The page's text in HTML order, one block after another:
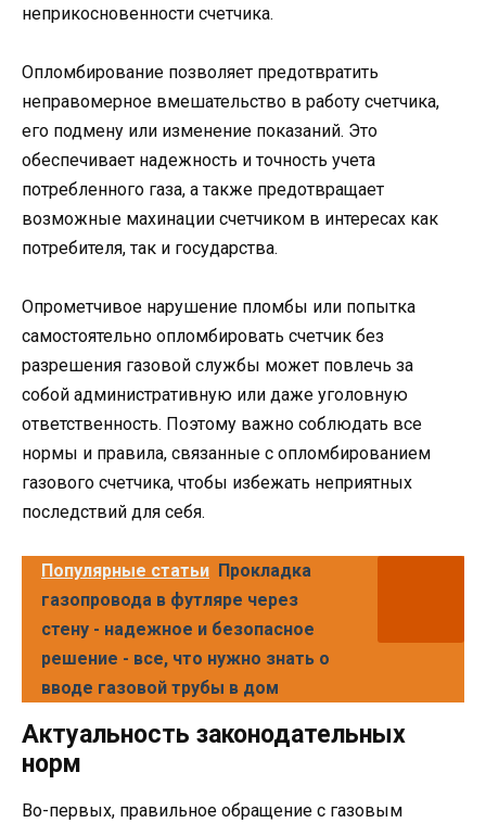
неприкосновенности счетчика.
Опломбирование позволяет предотвратить
неправомерное вмешательство в работу счетчика,
его подмену или изменение показаний. Это
обеспечивает надежность и точность учета
потребленного газа, а также предотвращает
возможные махинации счетчиком в интересах как
потребителя, так и государства.
Опрометчивое нарушение пломбы или попытка
самостоятельно опломбировать счетчик без
разрешения газовой службы может повлечь за
собой административную или даже уголовную
ответственность. Поэтому важно соблюдать все
нормы и правила, связанные с опломбированием
газового счетчика, чтобы избежать неприятных
последствий для себя.
Популярные статьи Прокладка
газопровода в футляре через
стену - надежное и безопасное
решение - все, что нужно знать о
вводе газовой трубы в дом
Актуальность законодательных
норм
Во-первых, правильное обращение с газовым